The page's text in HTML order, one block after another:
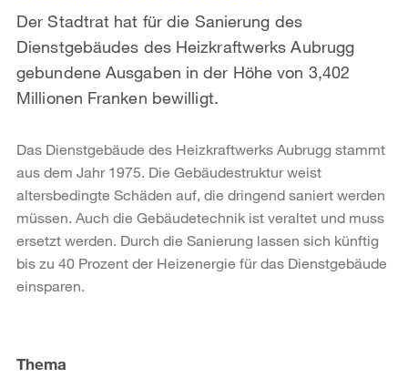
Der Stadtrat hat für die Sanierung des
Dienstgebäudes des Heizkraftwerks Aubrugg
gebundene Ausgaben in der Höhe von 3,402
Millionen Franken bewilligt.
Das Dienstgebäude des Heizkraftwerks Aubrugg stammt
aus dem Jahr 1975. Die Gebäudestruktur weist
altersbedingte Schäden auf, die dringend saniert werden
müssen. Auch die Gebäudetechnik ist veraltet und muss
ersetzt werden. Durch die Sanierung lassen sich künftig
bis zu 40 Prozent der Heizenergie für das Dienstgebäude
einsparen.
Informationen
Thema